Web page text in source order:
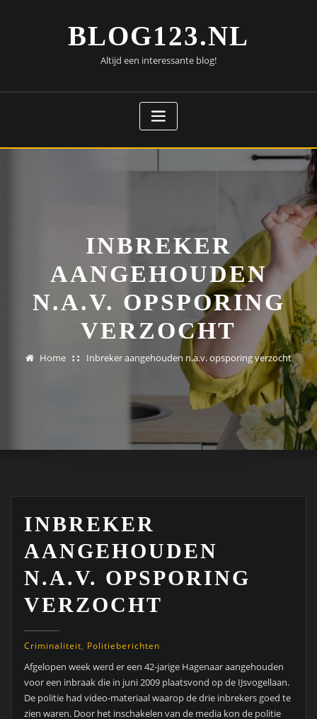
BLOG123.NL
Altijd een interessante blog!
INBREKER
AANGEHOUDEN
N.A.V. OPSPORING
VERZOCHT
Home Inbreker aangehouden n.a.v. opsporing verzocht
INBREKER
AANGEHOUDEN
N.A.V. OPSPORING
VERZOCHT
Criminaliteit, Politieberichten
Afgelopen week werd er een 42-jarige Hagenaar aangehouden
voor een inbraak die in juni 2009 plaatsvond op de IJsvogellaan.
De politie had video-materiaal waarop de drie inbrekers goed te
zien waren. Door het inschakelen van de media kon de politie